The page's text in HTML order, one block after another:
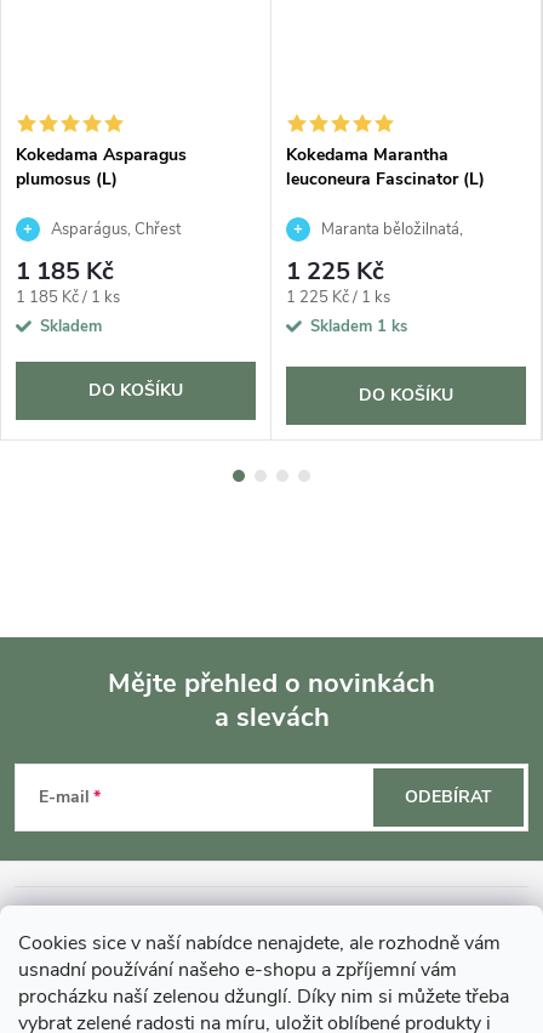
Cookies sice v naší nabídce nenajdete, ale rozhodně vám
usnadní používání našeho e-shopu a zpříjemní vám
procházku naší zelenou džunglí. Díky nim si můžete třeba
vybrat zelené radosti na míru, uložit oblíbené produkty i
Kokedama Asparagus
plumosus (L)
Asparágus, Chřest
hustokvětý
1 185 Kč
Měrná
cena:
1 185 Kč / 1 ks
Skladem
DO KOŠÍKU
Kokedama Marantha
leuconeura Fascinator (L)
Maranta běložilnatá,
Modlivka
1 225 Kč
Měrná
cena:
1 225 Kč / 1 ks
Skladem 1 ks
DO KOŠÍKU
p
a
Mějte přehled o novinkách
a slevách
E-mail ODEBÍRAT
MOHLO BY VÁS ZAJÍMAT